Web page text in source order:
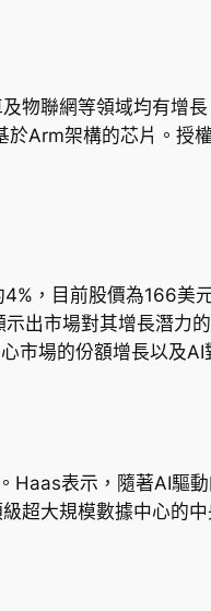
物聯網等領域均有增
Arm架構的芯片。授
，目前股價為166美
出市場對其增長潛力
市場的份額增長以及AI
表示，隨著AI驅
大規模數據中心的